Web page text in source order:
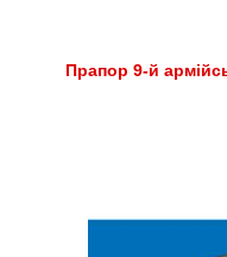
Прапор 9-й